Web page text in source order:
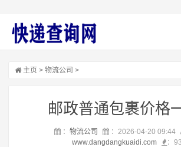
主页 > 物流公司 >
邮政普通包裹价格
： 物流公司 ：2026-04-20 09:44
www.dangdangkuaidi.com
：